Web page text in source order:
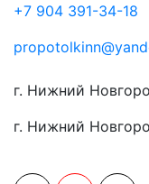
+7 904 391-34-18
г. Нижний
г. Нижний